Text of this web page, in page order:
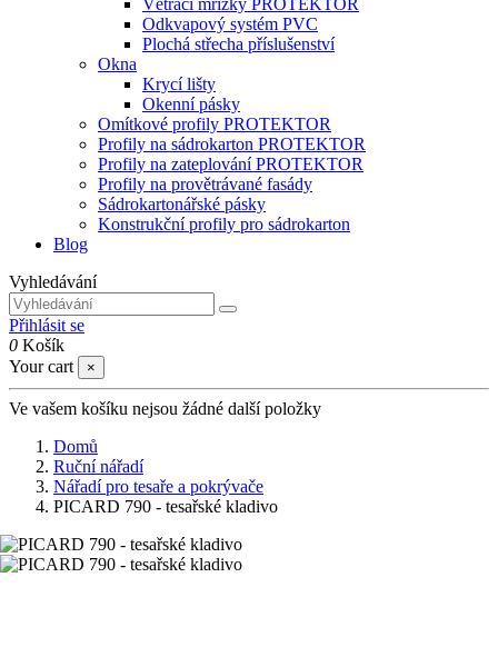
Větrací mřížky PROTEKTOR
Odkvapový systém PVC
Plochá střecha příslušenství
Okna
Krycí lišty
Okenní pásky
Omítkové profily PROTEKTOR
Profily na sádrokarton PROTEKTOR
Profily na zateplování PROTEKTOR
Profily na provětrávané fasády
Sádrokartonářské pásky
Konstrukční profily pro sádrokarton
Blog
Vyhledávání
Přihlásit se
0 Košík
Your cart
×
Ve vašem košíku nejsou žádné další položky
Domů
Ruční nářadí
Nářadí pro tesaře a pokrývače
PICARD 790 - tesařské kladivo